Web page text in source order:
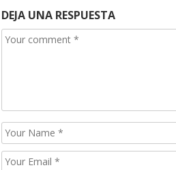
DEJA UNA RESPUESTA
Comment
Name
Email